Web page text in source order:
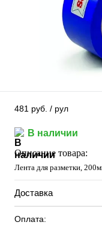
481 руб. / рул
В наличии
Описание товара:
Лента для разметки,
Доставка
Оплата: